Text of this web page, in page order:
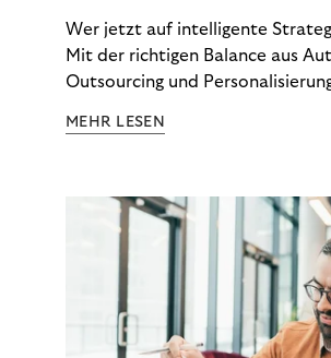
Wer jetzt auf intelligente
Mit der richtigen Balance aus
Outsourcing und
Ergebnisse sichern. Riverty zeigt,
MEHR LESEN